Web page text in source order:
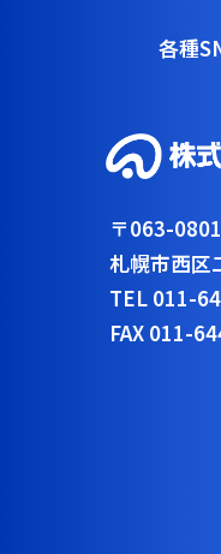
各種
〒063-0801
札幌市西区
TEL 011-
FAX 011-